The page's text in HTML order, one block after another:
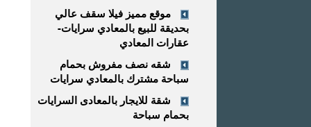
موقع مميز فيلا سقف عالي
بحديقة للبيع بالمعادي سرايات-
عقارات المعادي
شقه نصف مفروش بحمام
سباحة مشترك بالمعادي سرايات
شقة للايجار بالمعادى السرايات
بحمام سباحة